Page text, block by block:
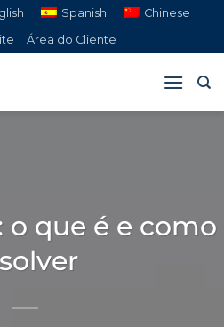
Spanish
Chinese
Área do Cliente
o que é e como